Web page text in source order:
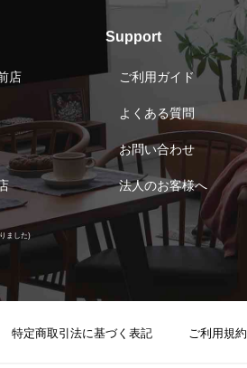
店
ました)
Support
ご利用ガイド
よくある質問
お問い合わせ
法人のお客様へ
特定商取引法に基づく表記 ご利用規約